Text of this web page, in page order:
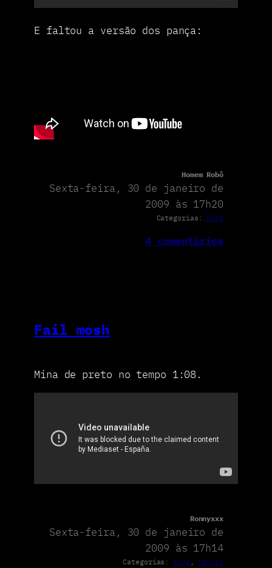
E faltou a versão dos pança:
Homem Robô
Sexta-feira, 30 de janeiro de
2009 às 17h20
Categorias: Blog
4 comentários
Fail mosh
Mina de preto no tempo 1:08.
Ronnyxxx
Sexta-feira, 30 de janeiro de
2009 às 17h14
Categorias: Blog, Dançaí